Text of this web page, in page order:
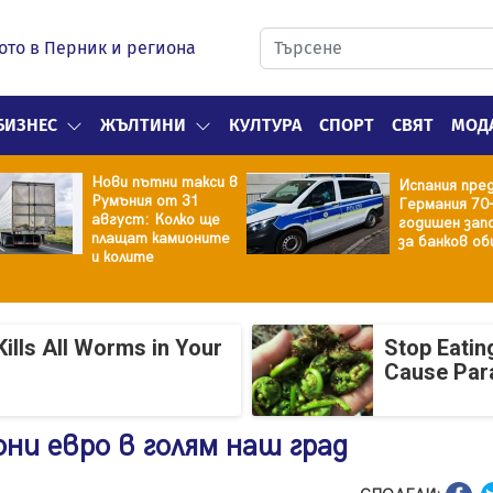
в Перник и региона
ЖЪЛТИНИ КУЛТУРА СПОРТ СВЯТ
Нови пътни такси в
Румъния от 31
август: Колко ще
плащат камионите
и колите
Испания
Германия
годишен
за банков
All Worms in Your
Stop
Cause
евро в голям наш град